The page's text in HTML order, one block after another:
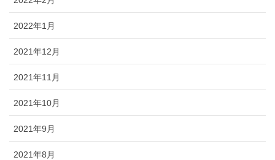
2022年1月
2021年12月
2021年11月
2021年10月
2021年9月
2021年8月